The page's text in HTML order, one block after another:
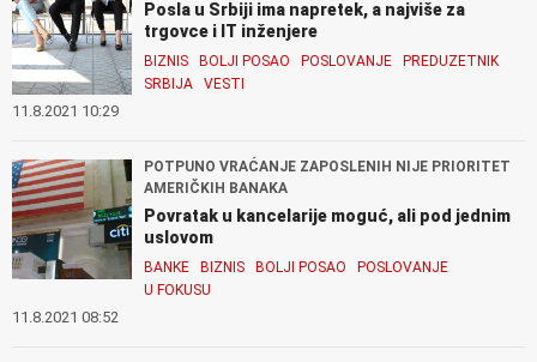
Posla u Srbiji ima napretek, a najviše za
trgovce i IT inženjere
BIZNIS BOLJI POSAO POSLOVANJE
PREDUZETNIK
SRBIJA
VESTI
11.8.2021 10:29
POTPUNO VRAĆANJE ZAPOSLENIH NIJE PRIORITET
AMERIČKIH BANAKA
Povratak u kancelarije moguć, ali pod jednim
uslovom
BANKE BIZNIS BOLJI POSAO
POSLOVANJE
U FOKUSU
11.8.2021 08:52